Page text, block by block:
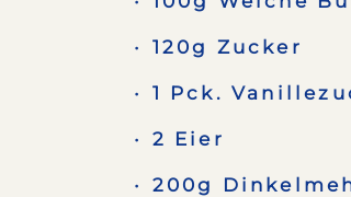
120g Zucker
1 Pck.
2 Eier
200g